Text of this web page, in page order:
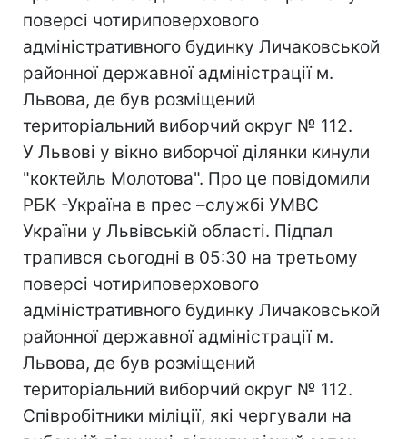
поверсі чотириповерхового
адміністративного будинку Личаковськой
районної державної адміністрації м.
Львова, де був розміщений
територіальний виборчий округ № 112.
У Львові у вікно виборчої ділянки кинули
"коктейль Молотова". Про це повідомили
РБК -Україна в прес –службi УМВC
України у Львівській області. Підпал
трапився сьогодні в 05:30 на третьому
поверсі чотириповерхового
адміністративного будинку Личаковськой
районної державної адміністрації м.
Львова, де був розміщений
територіальний виборчий округ № 112.
Співробітники міліції, які чергували на